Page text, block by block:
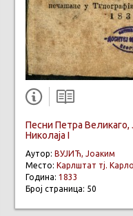
Песни Петра Великаго,
Николаја I
Аутор: ВУЈИЋ, Јоаким
Место: Карлштат тј.
Година: 1833
Број страница: 50